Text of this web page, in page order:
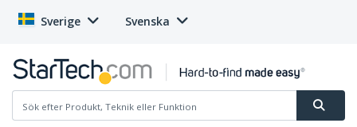
Sverige Svenska